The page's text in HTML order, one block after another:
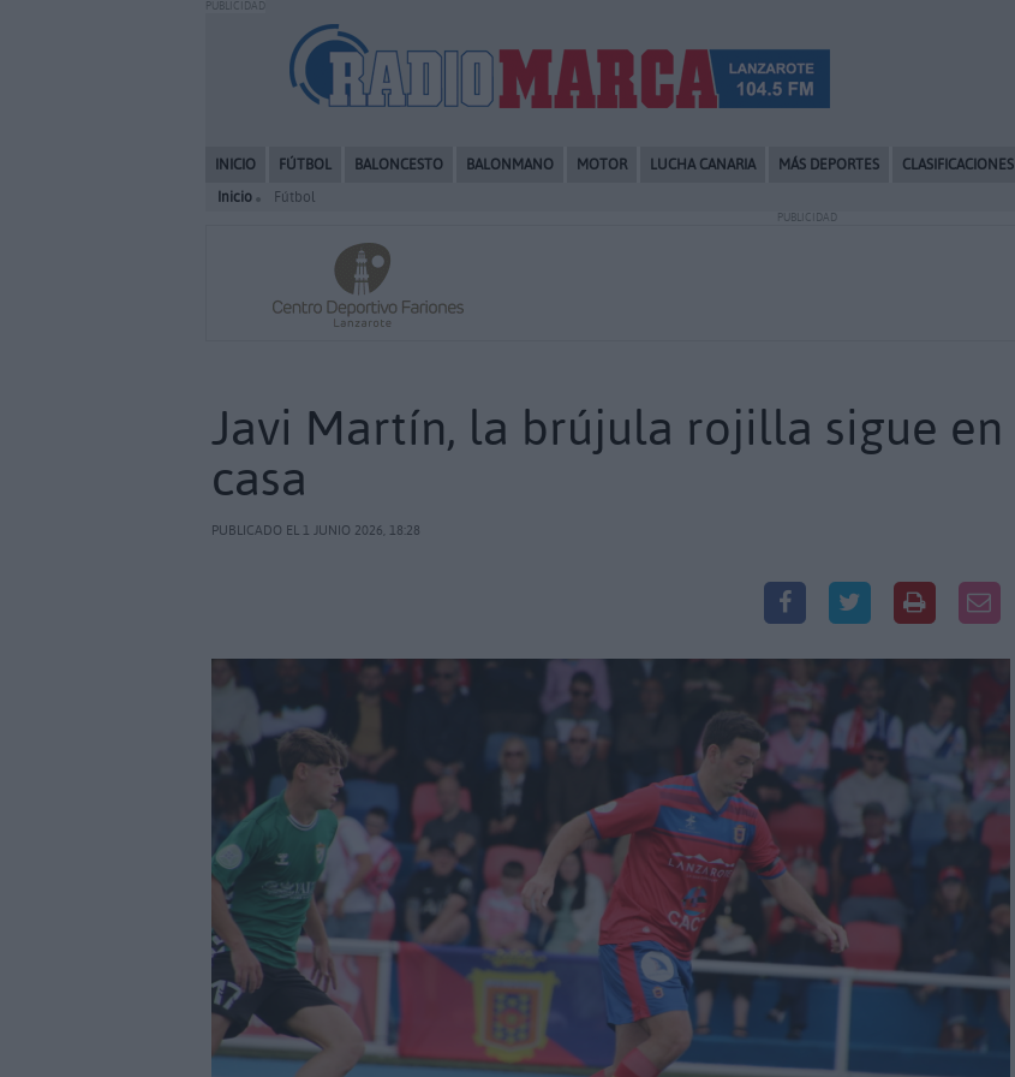
PUBLICIDAD
INICIO FÚTBOL BALONCESTO BALONMANO MOTOR LUCHA CANARIA MÁS DEPORTES CLASIFICACIONES
Inicio
Fútbol
PUBLICIDAD
Javi Martín, la brújula rojilla sigue en
casa
PUBLICADO EL 1 JUNIO 2026, 18:28